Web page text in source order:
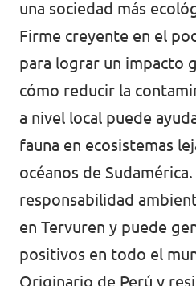
una sociedad más
Firme creyente en el
para lograr un impacto
cómo reducir la
a nivel local puede
fauna en ecosistemas
océanos de
responsabilidad
en Tervuren y puede
positivos en todo el
Originario de Perú y